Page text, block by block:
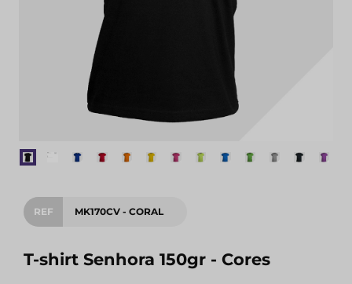
REF MK170CV - CORAL
T-shirt Senhora 150gr - Cores